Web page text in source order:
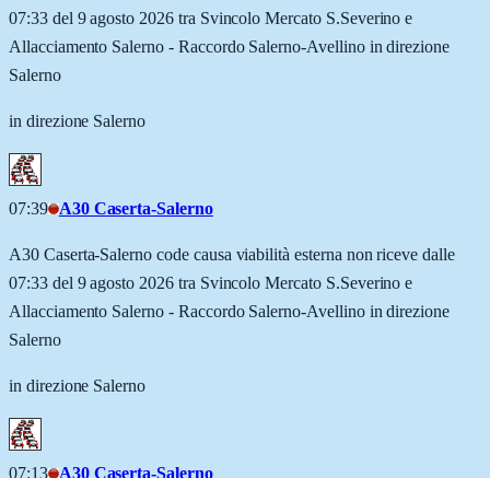
07:33 del 9 agosto 2026 tra Svincolo Mercato S.Severino e
Allacciamento Salerno - Raccordo Salerno-Avellino in direzione
Salerno
in direzione Salerno
07:39 A30 Caserta-Salerno
A30 Caserta-Salerno code causa viabilità esterna non riceve dalle
07:33 del 9 agosto 2026 tra Svincolo Mercato S.Severino e
Allacciamento Salerno - Raccordo Salerno-Avellino in direzione
Salerno
in direzione Salerno
07:13 A30 Caserta-Salerno